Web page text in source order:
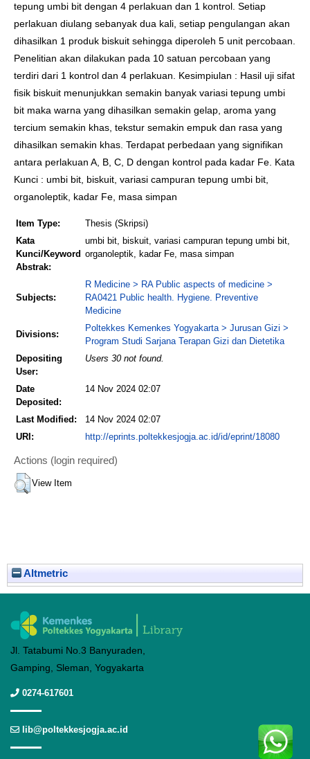
tepung umbi bit dengan 4 perlakuan dan 1 kontrol. Setiap
perlakuan diulang sebanyak dua kali, setiap pengulangan akan
dihasilkan 1 produk biskuit sehingga diperoleh 5 unit percobaan.
Penelitian akan dilakukan pada 10 satuan percobaan yang
terdiri dari 1 kontrol dan 4 perlakuan. Kesimpiulan : Hasil uji sifat
fisik biskuit menunjukkan semakin banyak variasi tepung umbi
bit maka warna yang dihasilkan semakin gelap, aroma yang
tercium semakin khas, tekstur semakin empuk dan rasa yang
dihasilkan semakin khas. Terdapat perbedaan yang signifikan
antara perlakuan A, B, C, D dengan kontrol pada kadar Fe. Kata
Kunci : umbi bit, biskuit, variasi campuran tepung umbi bit,
organoleptik, kadar Fe, masa simpan
Item Type:
Thesis (Skripsi)
Kata
Kunci/Keyword
Abstrak:
umbi bit, biskuit, variasi campuran tepung umbi bit,
organoleptik, kadar Fe, masa simpan
Subjects:
R Medicine > RA Public aspects of medicine >
RA0421 Public health. Hygiene. Preventive
Medicine
Divisions:
Poltekkes Kemenkes Yogyakarta > Jurusan Gizi >
Program Studi Sarjana Terapan Gizi dan Dietetika
Depositing
User:
Users 30 not found.
Date
Deposited:
14 Nov 2024 02:07
Last Modified:
14 Nov 2024 02:07
URI:
http://eprints.poltekkesjogja.ac.id/id/eprint/18080
Actions (login required)
View Item
Altmetric
Jl. Tatabumi No.3 Banyuraden,
Gamping, Sleman, Yogyakarta
0274-617601
lib@poltekkesjogja.ac.id